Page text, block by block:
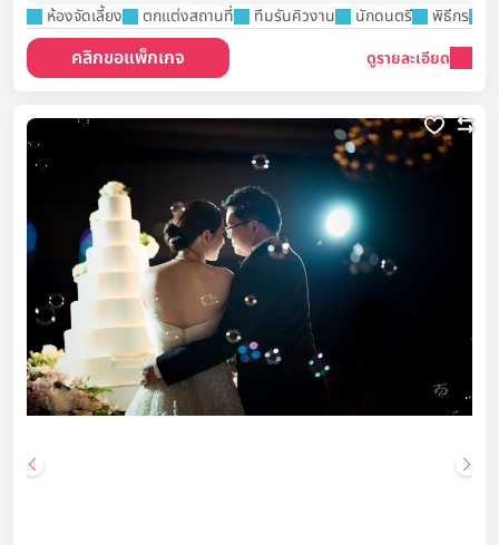
ห้องจัดเลี้ยง
ตกแต่งสถานที่ ทีมรันคิวงาน นักดนตรี พิธีกร
คลิกขอแพ็กเกจ ดูรายละเอียด